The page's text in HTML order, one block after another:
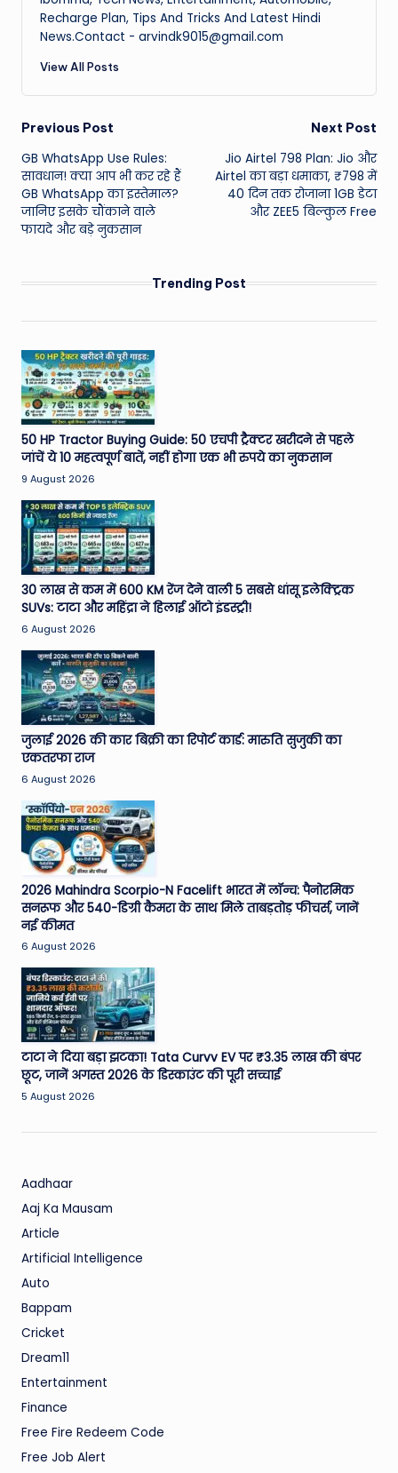
Recharge Plan, Tips And Tricks And Latest Hindi
News.Contact - arvindk9015@gmail.com
View All Posts
Post
navigation
Previous Post
GB WhatsApp Use Rules:
सावधान! क्या आप भी कर रहे हैं
GB WhatsApp का इस्तेमाल?
जानिए इसके चौंकाने वाले
फायदे और बड़े नुकसान
Next Post
Jio Airtel 798 Plan: Jio और
Airtel का बड़ा धमाका, ₹798 में
40 दिन तक रोजाना 1GB डेटा
और ZEE5 बिल्कुल Free
Trending Post
50 HP Tractor Buying Guide: 50 एचपी ट्रैक्टर खरीदने से पहले
जांचें ये 10 महत्वपूर्ण बातें, नहीं होगा एक भी रुपये का नुकसान
9 August 2026
30 लाख से कम में 600 KM रेंज देने वाली 5 सबसे धांसू इलेक्ट्रिक
SUVs: टाटा और महिंद्रा ने हिलाई ऑटो इंडस्ट्री!
6 August 2026
जुलाई 2026 की कार बिक्री का रिपोर्ट कार्ड: मारुति सुजुकी का
एकतरफा राज
6 August 2026
2026 Mahindra Scorpio-N Facelift भारत में लॉन्च: पैनोरमिक
सनरूफ और 540-डिग्री कैमरा के साथ मिले ताबड़तोड़ फीचर्स, जानें
नई कीमत
6 August 2026
टाटा ने दिया बड़ा झटका! Tata Curvv EV पर ₹3.35 लाख की बंपर
छूट, जानें अगस्त 2026 के डिस्काउंट की पूरी सच्चाई
5 August 2026
Aadhaar
Aaj Ka Mausam
Article
Artificial Intelligence
Auto
Bappam
Cricket
Dream11
Entertainment
Finance
Free Fire Redeem Code
Free Job Alert